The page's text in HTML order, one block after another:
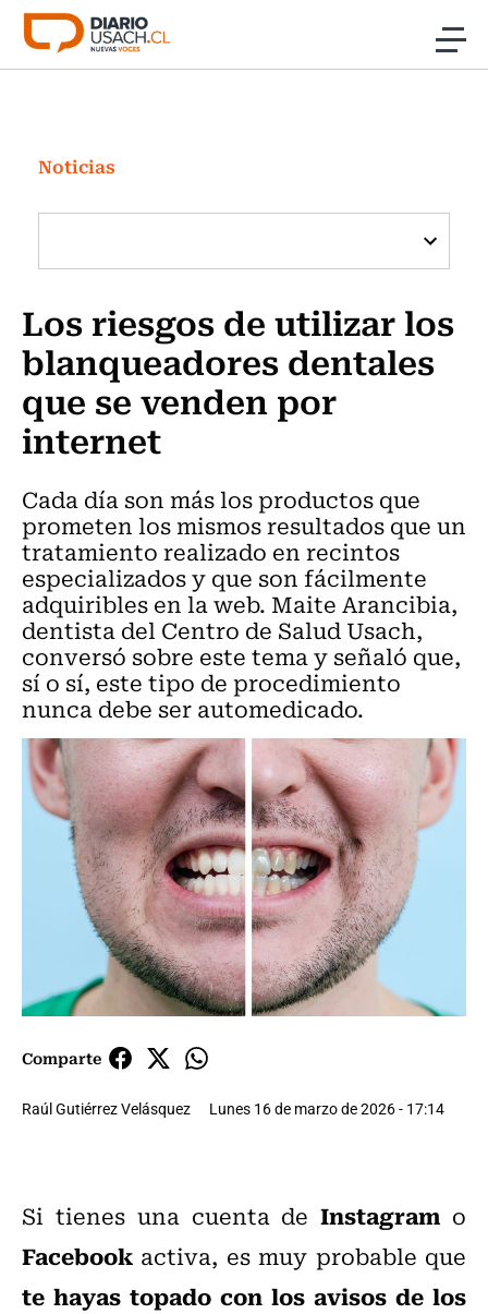
Click acá para ir directamente al contenido
Investigación
Cultura
Programas Radio y TV Usach
Noticias
Los riesgos de utilizar los
blanqueadores dentales
que se venden por
internet
Cada día son más los productos que
prometen los mismos resultados que un
tratamiento realizado en recintos
especializados y que son fácilmente
adquiribles en la web. Maite Arancibia,
dentista del Centro de Salud Usach,
conversó sobre este tema y señaló que,
sí o sí, este tipo de procedimiento
nunca debe ser automedicado.
Comparte
Raúl Gutiérrez Velásquez Lunes 16 de marzo de 2026 - 17:14
Si tienes una cuenta deInstagram o
Facebook activa, es muy probable que
te hayas topado con los avisos de los